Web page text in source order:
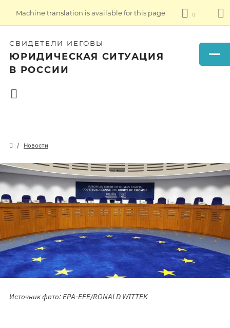
Machine translation is available for this page.
СВИДЕТЕЛИ ИЕГОВЫ
ЮРИДИЧЕСКАЯ СИТУАЦИЯ
В РОССИИ
Новости
Источник фото: EPA-EFE/RONALD WITTEK